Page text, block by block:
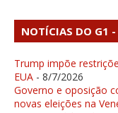
NOTÍCIAS DO G1 -
Trump impõe
EUA - 8/7/2026
Governo e oposição
novas eleições na